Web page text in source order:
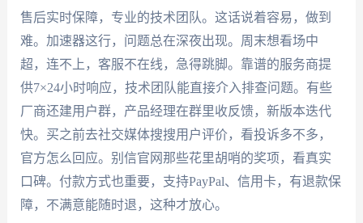
售后实时保障，专业的技术团队。这话说着容易，做到
难。加速器这行，问题总在深夜出现。周末想看场中
超，连不上，客服不在线，急得跳脚。靠谱的服务商提
供7×24小时响应，技术团队能直接介入排查问题。有些
厂商还建用户群，产品经理在群里收反馈，新版本迭代
快。买之前去社交媒体搜搜用户评价，看投诉多不多，
官方怎么回应。别信官网那些花里胡哨的奖项，看真实
口碑。付款方式也重要，支持PayPal、信用卡，有退款保
障，不满意能随时退，这种才放心。